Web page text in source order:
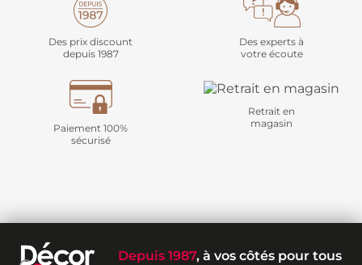
Des prix discount
depuis 1987
Des experts à
votre écoute
Paiement 100%
sécurisé
Retrait en
magasin
Depuis 1987, à vos côtés pour tous